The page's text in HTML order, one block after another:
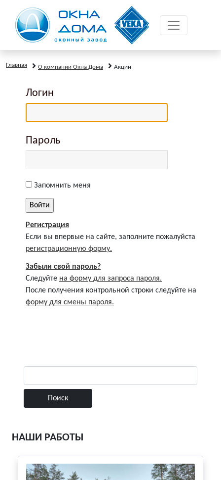
Главная О компании Окна Дома Акции
Логин
Пароль
Запомнить меня
Регистрация
Если вы впервые на сайте, заполните пожалуйста
регистрационную форму.
Забыли свой пароль?
Следуйте на форму для запроса пароля.
После получения контрольной строки следуйте на
форму для смены пароля.
НАШИ РАБОТЫ